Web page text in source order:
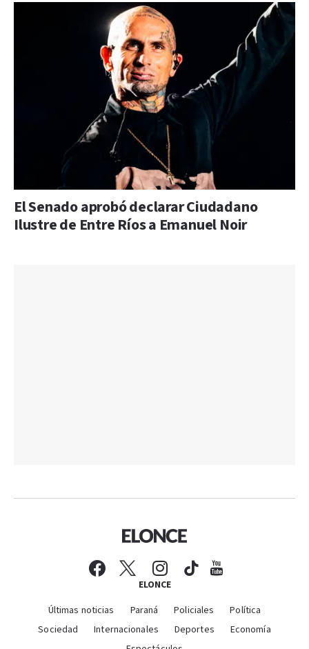
El Senado aprobó declarar Ciudadano
Ilustre de Entre Ríos a Emanuel Noir
ELONCE
Últimas noticias Paraná Policiales
Política
Sociedad
Internacionales Deportes
Economía